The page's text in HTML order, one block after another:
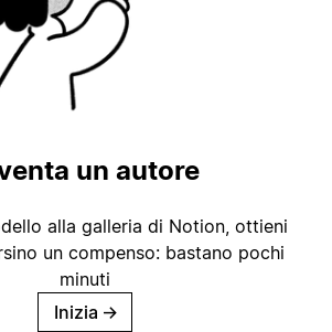
un autore
alla galleria di Notion, ottieni
un compenso: bastano pochi
minuti
Inizia →